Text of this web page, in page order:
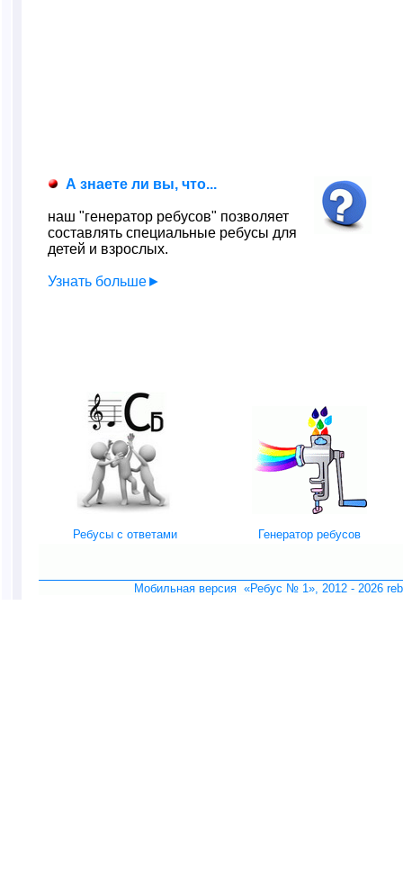
А знаете ли вы, что...
наш "генератор ребусов" позволяет
составлять специальные ребусы для
детей и взрослых.
Узнать больше►
Ребусы с ответами Генератор ребусов
Мобильная версия «Ребус № 1», 2012 - 2026